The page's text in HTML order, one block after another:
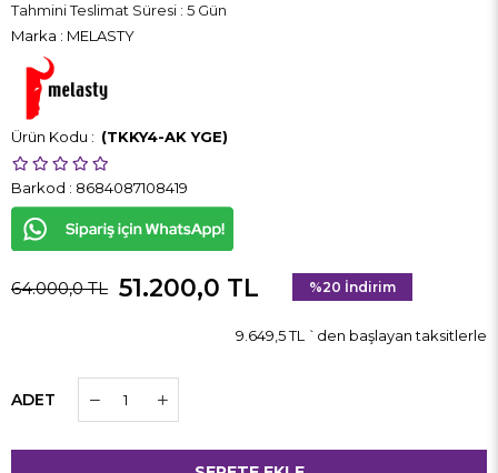
Tahmini Teslimat Süresi : 5 Gün
Marka : MELASTY
(TKKY4-AK YGE)
Barkod : 8684087108419
64.000,0 TL 51.200,0 TL %20 İndirim
9.649,5 TL `den başlayan taksitlerle
ADET